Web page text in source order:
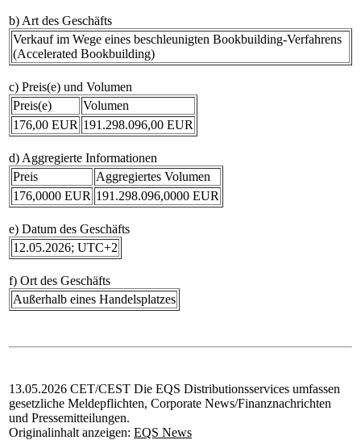
b) Art des Geschäfts
Verkauf im Wege eines beschleunigten Bookbuilding-Verfahrens
(Accelerated Bookbuilding)
c) Preis(e) und Volumen
Preis(e)
Volumen
176,00 EUR 191.298.096,00 EUR
d) Aggregierte Informationen
Preis
Aggregiertes Volumen
176,0000 EUR 191.298.096,0000 EUR
e) Datum des Geschäfts
12.05.2026; UTC+2
f) Ort des Geschäfts
Außerhalb eines Handelsplatzes
13.05.2026 CET/CEST Die EQS Distributionsservices umfassen
gesetzliche Meldepflichten, Corporate News/Finanznachrichten
und Pressemitteilungen.
Originalinhalt anzeigen: EQS News